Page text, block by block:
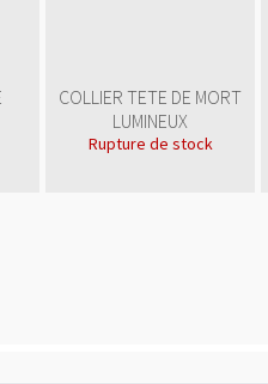
COLLIER TETE DE MORT
LUMINEUX
Rupture de stock